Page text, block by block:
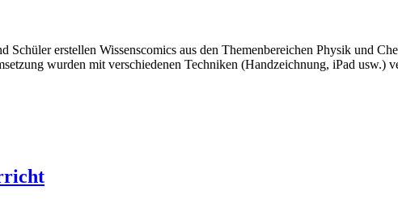
erstellen Wissenscomics aus den Themenbereichen Physik und
wurden mit verschiedenen Techniken (Handzeichnung, iPad